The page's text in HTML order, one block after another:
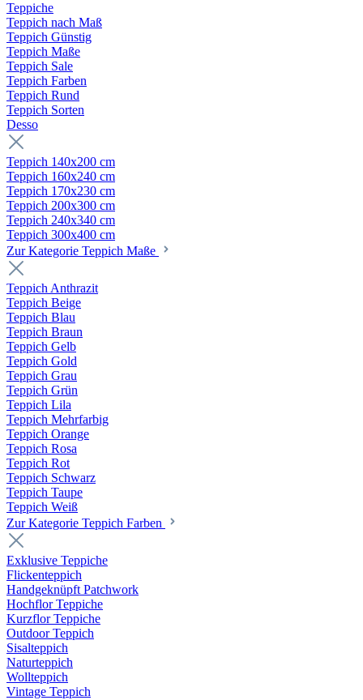
Teppiche
Teppich nach Maß
Teppich Günstig
Teppich Maße
Teppich Sale
Teppich Farben
Teppich Rund
Teppich Sorten
Desso
Teppich 140x200 cm
Teppich 160x240 cm
Teppich 170x230 cm
Teppich 200x300 cm
Teppich 240x340 cm
Teppich 300x400 cm
Zur Kategorie Teppich Maße
Teppich Anthrazit
Teppich Beige
Teppich Blau
Teppich Braun
Teppich Gelb
Teppich Gold
Teppich Grau
Teppich Grün
Teppich Lila
Teppich Mehrfarbig
Teppich Orange
Teppich Rosa
Teppich Rot
Teppich Schwarz
Teppich Taupe
Teppich Weiß
Zur Kategorie Teppich Farben
Exklusive Teppiche
Flickenteppich
Handgeknüpft Patchwork
Hochflor Teppiche
Kurzflor Teppiche
Outdoor Teppich
Sisalteppich
Naturteppich
Wollteppich
Vintage Teppich